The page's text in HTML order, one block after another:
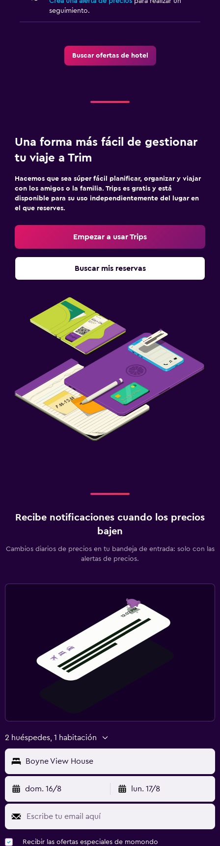
seguimiento.
Buscar ofertas de hotel
Una forma más fácil de gestionar
tu viaje a Trim
Hacemos que sea súper fácil planificar, organizar y viajar
con los amigos o la familia. Trips es gratis y está
disponible para su uso independientemente del lugar en
el que reserves.
Empezar a usar Trips
Buscar mis reservas
Recibe notificaciones cuando los precios
bajen
Cambios diarios de precios en tu bandeja de entrada: solo con las
alertas de precios.
2 huéspedes, 1 habitación
Boyne View House
dom. 16/8 lun. 17/8
Recibir las ofertas especiales de momondo